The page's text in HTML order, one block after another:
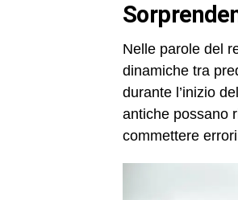
Nelle parole del
dinamiche tra
durante l’inizio
antiche possano
commettere